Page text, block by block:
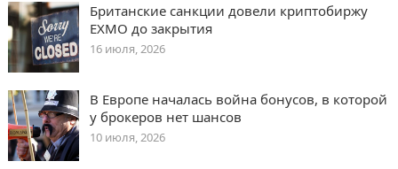
Британские санкции довели криптобиржу
EXMO до закрытия
16 июля, 2026
В Европе началась война бонусов, в которой
у брокеров нет шансов
10 июля, 2026